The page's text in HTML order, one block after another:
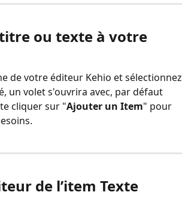
ou texte à votre
de votre éditeur Kehio et sélectionnez
un volet s'ouvrira avec, par défaut
cliquer sur "Ajouter un Item" pour
de l’item Texte